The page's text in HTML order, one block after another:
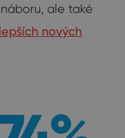
ale také
nových